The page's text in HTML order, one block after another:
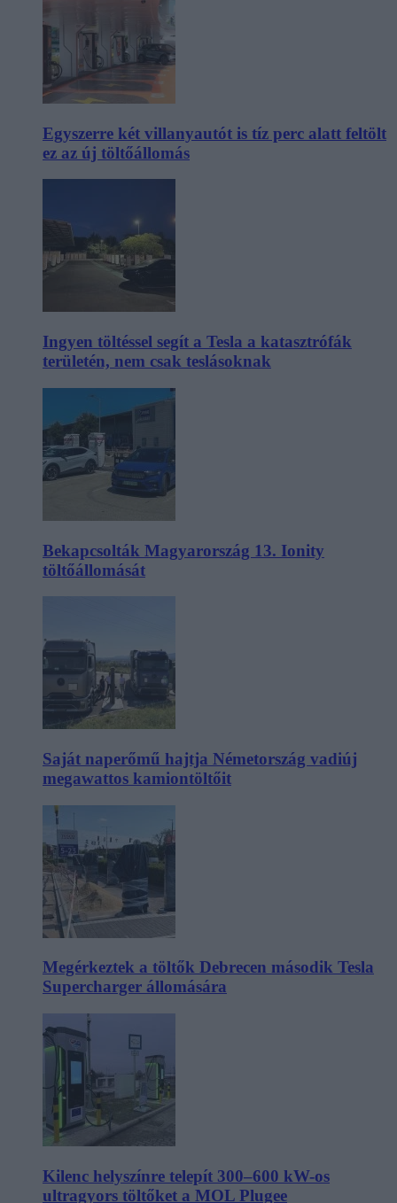
Egyszerre két villanyautót is tíz perc alatt feltölt
ez az új töltőállomás
Ingyen töltéssel segít a Tesla a katasztrófák
területén, nem csak teslásoknak
Bekapcsolták Magyarország 13. Ionity
töltőállomását
Saját naperőmű hajtja Németország vadiúj
megawattos kamiontöltőit
Megérkeztek a töltők Debrecen második Tesla
Supercharger állomására
Kilenc helyszínre telepít 300–600 kW-os
ultragyors töltőket a MOL Plugee